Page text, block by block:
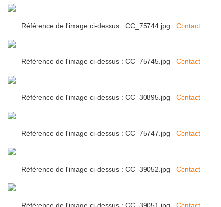
Référence de l'image ci-dessus : CC_75744.jpg Contact
Référence de l'image ci-dessus : CC_75745.jpg Contact
Référence de l'image ci-dessus : CC_30895.jpg Contact
Référence de l'image ci-dessus : CC_75747.jpg Contact
Référence de l'image ci-dessus : CC_39052.jpg Contact
Référence de l'image ci-dessus : CC_39051.jpg Contact